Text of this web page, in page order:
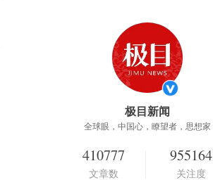
极目新闻
全球眼，中国心，瞭望者，思想家
410777
文章数
955164
关注度